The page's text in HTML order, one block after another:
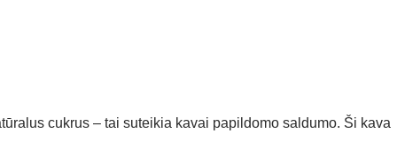
cukrus – tai suteikia kavai papildomo saldumo. Ši kava